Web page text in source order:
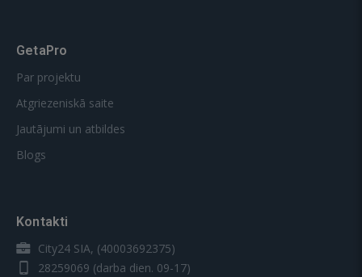
GetaPro
Par projektu
Atgriezeniskā saite
Jautājumi un atbildes
Blogs
Kontakti
City24 SIA, (40003692375)
28259069 (darba dien. 09-17)